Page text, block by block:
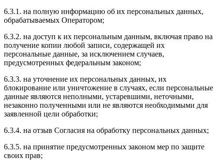
6.3.1. на полную информацию об их персональных данных,
обрабатываемых Оператором;
6.3.2. на доступ к их персональным данным, включая право на
получение копии любой записи, содержащей их
персональные данные, за исключением случаев,
предусмотренных федеральным законом;
6.3.3. на уточнение их персональных данных, их
блокирование или уничтожение в случаях, если персональные
данные являются неполными, устаревшими, неточными,
незаконно полученными или не являются необходимыми для
заявленной цели обработки;
6.3.4. на отзыв Согласия на обработку персональных данных;
6.3.5. на принятие предусмотренных законом мер по защите
своих прав;